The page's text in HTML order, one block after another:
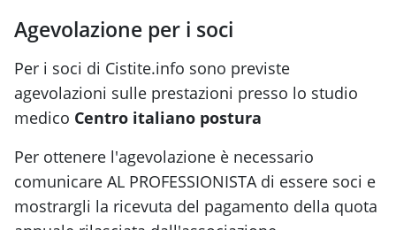
Agevolazione per i soci
Per i soci di Cistite.info sono previste
agevolazioni sulle prestazioni presso lo studio
medico Centro italiano postura
Per ottenere l'agevolazione è necessario
comunicare AL PROFESSIONISTA di essere soci e
mostrargli la ricevuta del pagamento della quota